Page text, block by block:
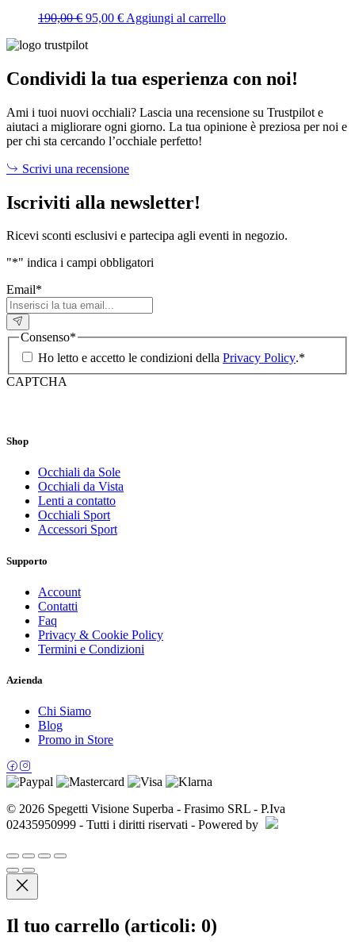
190,00€ Il
originale
190,00 €.
95,00 €Il
95,00 €.
Aggiungi al carrello
Condividi la tua esperienza con noi!
Ami i tuoi nuovi occhiali? Lascia una recensione su Trustpilot e
aiutaci a migliorare ogni giorno. La tua opinione è preziosa per noi e
per chi sta cercando l’occhiale perfetto!
Scrivi una recensione
Iscriviti alla newsletter!
Ricevi sconti esclusivi e partecipa agli eventi in negozio.
"*" indica i campi obbligatori
Email*
Consenso*
Ho letto e accetto le condizioni della Privacy Policy.*
CAPTCHA
Shop
Occhiali da Sole
Occhiali da Vista
Lenti a contatto
Occhiali Sport
Accessori Sport
Supporto
Account
Contatti
Faq
Privacy & Cookie Policy
Termini e Condizioni
Azienda
Chi Siamo
Blog
Promo in Store
© 2026 Spegetti Visione Superba - Frasimo SRL - P.Iva
02435950999 - Tutti i diritti riservati - Powered by
Il tuo carrello (articoli: 0)